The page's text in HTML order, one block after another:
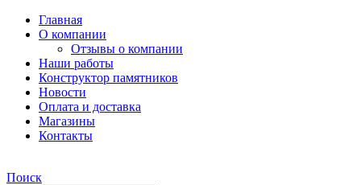
Главная
О компании
Отзывы о компании
Наши работы
Конструктор памятников
Новости
Оплата и доставка
Магазины
Контакты
Поиск